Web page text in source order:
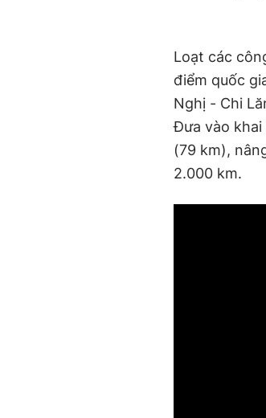
Loạt các
điểm quốc
Nghị - Chi
Đưa vào khai
(79 km),
2.000 km.